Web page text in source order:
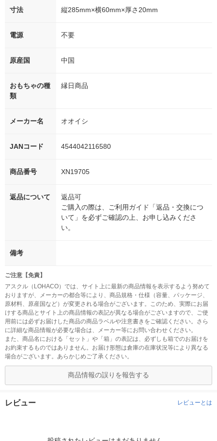
寸法 縦285mm×横60mm×厚さ20mm
電源 不要
原産国 中国
おもちゃの種
類
縁日商品
メーカー名 オオイシ
JANコード 4544042116580
商品番号 XN19705
返品について
返品可
ご購入の際は、ご利用ガイド「返品・交換につ
いて」を必ずご確認の上、お申し込みくださ
い。
備考
ご注意【免責】
アスクル（LOHACO）では、サイト上に最新の商品情報を表示するよう努めて
おりますが、メーカーの都合等により、商品規格・仕様（容量、パッケージ、
原材料、原産国など）が変更される場合がございます。このため、実際にお届
けする商品とサイト上の商品情報の表記が異なる場合がございますので、ご使
用前には必ずお届けした商品の商品ラベルや注意書きをご確認ください。さら
に詳細な商品情報が必要な場合は、メーカー等にお問い合わせください。
また、商品名における「セット」や「箱」の表記は、必ずしも箱でのお届けを
お約束するものではありません。お届け形態は倉庫の在庫状況等により異なる
場合がございます。あらかじめご了承ください。
商品情報の誤りを報告する
レビュー レビューとは